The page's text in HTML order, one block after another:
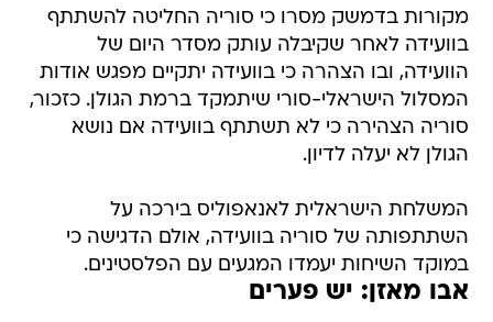
מקורות בדמשק מסרו כי סוריה החליטה להשתתף
בוועידה לאחר שקיבלה עותק מסדר היום של
הוועידה, ובו הצהרה כי בוועידה יתקיים מפגש אודות
המסלול הישראלי-סורי שיתמקד ברמת הגולן. כזכור,
סוריה הצהירה כי לא תשתתף בוועידה אם נושא
הגולן לא יעלה לדיון.
המשלחת הישראלית לאנאפוליס בירכה על
השתתפותה של סוריה בוועידה, אולם הדגישה כי
במוקד השיחות יעמדו המגעים עם הפלסטינים.
אבו מאזן: יש פערים